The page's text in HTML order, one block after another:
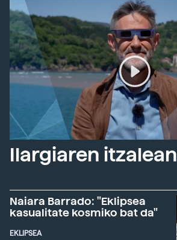
Ilargiaren itzalean
Naiara Barrado: "Eklipsea
kasualitate kosmiko bat da"
EKLIPSEA